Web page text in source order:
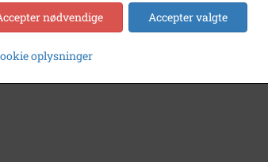
nødvendige Accepter valgte
oplysninger